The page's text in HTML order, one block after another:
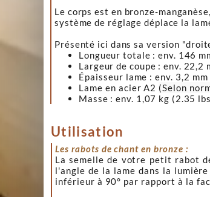
Le corps est en bronze-
système de réglage déplace la
Présenté ici dans sa version
Longueur totale : env. 146
Largeur de coupe : env. 22,2
Épaisseur lame : env. 3,2
Lame en acier A2 (Selon
Masse : env. 1,07 kg (2.35
Utilisation
Les rabots de chant en bronze :
La semelle de votre petit rabot
l'angle de la lame dans la
inférieur à 90° par rapport à la